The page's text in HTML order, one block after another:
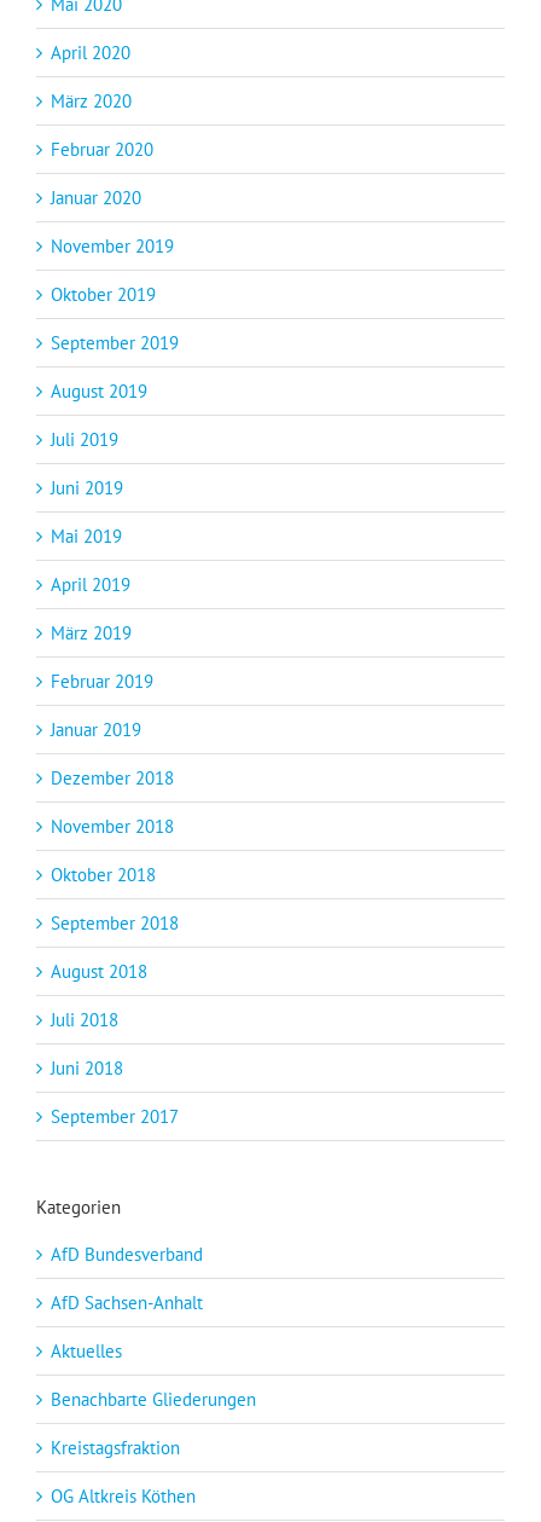
Mai 2020
April 2020
März 2020
Februar 2020
Januar 2020
November 2019
Oktober 2019
September 2019
August 2019
Juli 2019
Juni 2019
Mai 2019
April 2019
März 2019
Februar 2019
Januar 2019
Dezember 2018
November 2018
Oktober 2018
September 2018
August 2018
Juli 2018
Juni 2018
September 2017
Kategorien
AfD Bundesverband
AfD Sachsen-Anhalt
Aktuelles
Benachbarte Gliederungen
Kreistagsfraktion
OG Altkreis Köthen